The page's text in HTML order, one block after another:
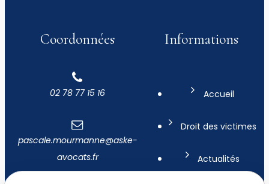
Coordonnées
02 78 77 15 16
pascale.mourmanne@aske-
avocats.fr
Informations
Accueil
Droit des victimes
Actualités